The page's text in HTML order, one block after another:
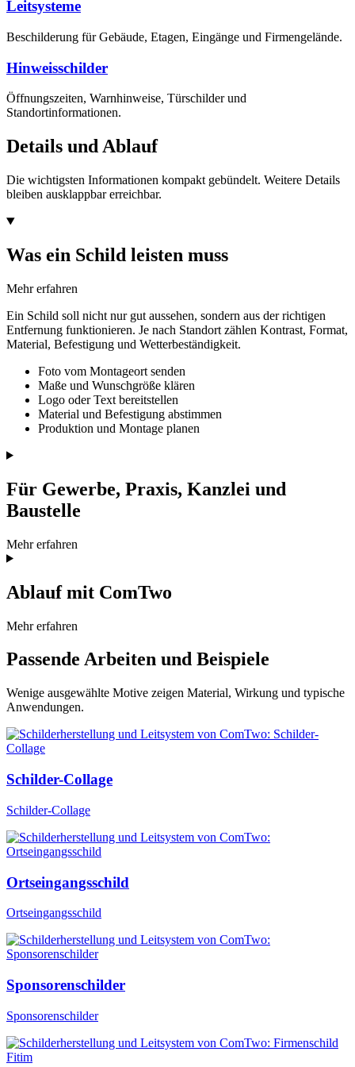
Leitsysteme
Beschilderung für Gebäude, Etagen, Eingänge und Firmengelände.
Hinweisschilder
Öffnungszeiten, Warnhinweise, Türschilder und
Standortinformationen.
Details und Ablauf
Die wichtigsten Informationen kompakt gebündelt. Weitere Details
bleiben ausklappbar erreichbar.
Was ein Schild leisten muss
Mehr erfahren
Ein Schild soll nicht nur gut aussehen, sondern aus der richtigen
Entfernung funktionieren. Je nach Standort zählen Kontrast, Format,
Material, Befestigung und Wetterbeständigkeit.
Foto vom Montageort senden
Maße und Wunschgröße klären
Logo oder Text bereitstellen
Material und Befestigung abstimmen
Produktion und Montage planen
Für Gewerbe, Praxis, Kanzlei und
Baustelle
Mehr erfahren
Ablauf mit ComTwo
Mehr erfahren
Passende Arbeiten und Beispiele
Wenige ausgewählte Motive zeigen Material, Wirkung und typische
Anwendungen.
Schilder-Collage
Schilder-Collage
Ortseingangsschild
Ortseingangsschild
Sponsorenschilder
Sponsorenschilder